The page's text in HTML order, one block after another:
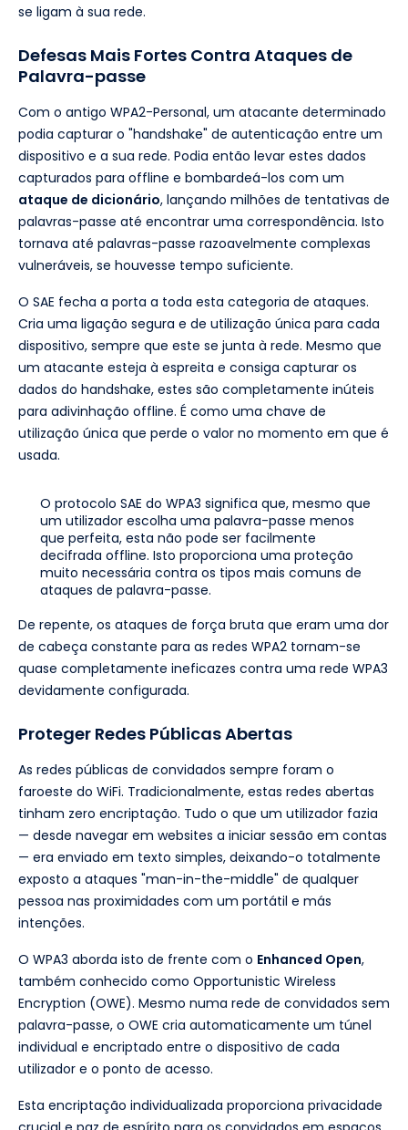
se ligam à sua rede.
Defesas Mais Fortes Contra Ataques de
Palavra-passe
Com o antigo WPA2-Personal, um atacante determinado
podia capturar o "handshake" de autenticação entre um
dispositivo e a sua rede. Podia então levar estes dados
capturados para offline e bombardeá-los com um
ataque de dicionário, lançando milhões de tentativas de
palavras-passe até encontrar uma correspondência. Isto
tornava até palavras-passe razoavelmente complexas
vulneráveis, se houvesse tempo suficiente.
O SAE fecha a porta a toda esta categoria de ataques.
Cria uma ligação segura e de utilização única para cada
dispositivo, sempre que este se junta à rede. Mesmo que
um atacante esteja à espreita e consiga capturar os
dados do handshake, estes são completamente inúteis
para adivinhação offline. É como uma chave de
utilização única que perde o valor no momento em que é
usada.
O protocolo SAE do WPA3 significa que, mesmo que
um utilizador escolha uma palavra-passe menos
que perfeita, esta não pode ser facilmente
decifrada offline. Isto proporciona uma proteção
muito necessária contra os tipos mais comuns de
ataques de palavra-passe.
De repente, os ataques de força bruta que eram uma dor
de cabeça constante para as redes WPA2 tornam-se
quase completamente ineficazes contra uma rede WPA3
devidamente configurada.
Proteger Redes Públicas Abertas
As redes públicas de convidados sempre foram o
faroeste do WiFi. Tradicionalmente, estas redes abertas
tinham zero encriptação. Tudo o que um utilizador fazia
— desde navegar em websites a iniciar sessão em contas
— era enviado em texto simples, deixando-o totalmente
exposto a ataques "man-in-the-middle" de qualquer
pessoa nas proximidades com um portátil e más
intenções.
O WPA3 aborda isto de frente com o Enhanced Open,
também conhecido como Opportunistic Wireless
Encryption (OWE). Mesmo numa rede de convidados sem
palavra-passe, o OWE cria automaticamente um túnel
individual e encriptado entre o dispositivo de cada
utilizador e o ponto de acesso.
Esta encriptação individualizada proporciona privacidade